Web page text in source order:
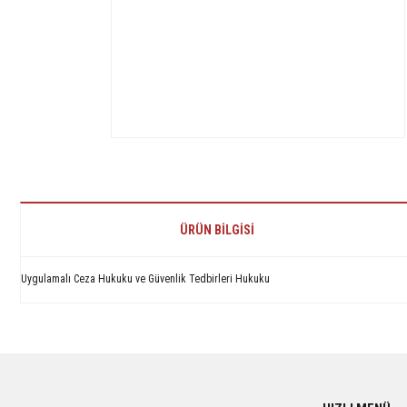
ÜRÜN BILGISI
Uygulamalı Ceza Hukuku ve Güvenlik Tedbirleri Hukuku